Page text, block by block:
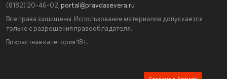
(8182) 20-46-02, portal@pravdasevera.ru
Все права защищены. Использование материалов допускается
только с разрешения правообладателя.
Возрастная категория 18+.